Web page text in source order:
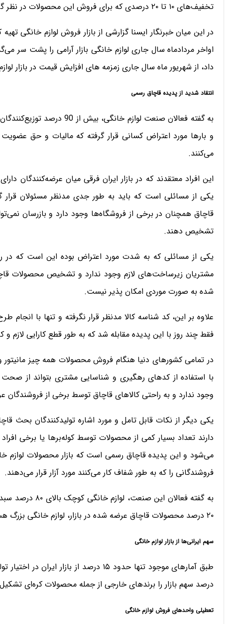
تخفیف‌های ۱۰ تا ۲۰ درصدی که برای فروش این محصولات در نظر گرفته بودند، با کاهش پنج درصدی روبرو شود.
در این میان خبرنگار ایسنا گزارشی از بازار فروش لوازم خانگی
اواخر مردادماه سال جاری لوازم خانگی بازار آرامی را پشت سر
داد، از شهریور ماه سال جاری زمزمه های افزایش قیمت در بازار
انتقاد شدید از پدیده قاچاق رسمی
به گفته فعالان صنعت لوازم
و بارها مورد اعتراض کسانی قرار گرفته که مالیات و حق
می‌کنند.
این افراد معتقدند که در بازار ایران فرقی میان عرضه‌کنندگان
یکی از مسائلی است که باید به طور جدی مدنظر مسئولان
قاچاق همچنان در برخی از فروشگاه‌ها وجود دارد و بازرسان
تشخیص دهند.
یکی از مسائلی که به شدت مورد اعتراض بوده این است که در
مشتریان زیرساخت‌های لازم وجود ندارد و تشخیص محصولات
شده به صورت موردی امکان پذیر نیست.
علاوه بر این، کد شناسه کالا مدنظر قرار نگرفته و تنها با
فقط چند روز با این پدیده مقابله شد که به طور قطع کارایی لازم
در تمامی کشورهای دنیا هنگام فروش محصولات همه چیز
با استفاده از کدهای رهگیری و شناسایی مشتری بتواند از
وجود ندارد و به راحتی کالاهای قاچاق توسط برخی از
یکی دیگر از نکات قابل تامل و مورد اشاره تولیدکنندگان بحث
دارند تعداد بسیار کمی از محصولات توسط کوله‌برها یا برخی
می‌شود و این پدیده قاچاق رسمی است که بازار محصولات لوازم
فروشندگانی را که به طور شفاف کار می‌کنند مورد آزار قرار می‌دهند.
به گفته فعالان
۲۰ درصد محصولات قاچاق عرضه شده در بازار، لوازم خانگی بزرگ هستند.
سهم ایرانی‌ها از بازار لوازم خانگی
درصد سهم بازار را برندهای خارجی از جمله محصولات کره‌ای
تعطیلی واحدهای فروش لوازم خانگی